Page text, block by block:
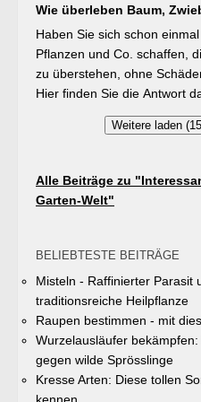
Buschbohnen eine
während der
Detail: Bohnen gehen
Knöllchenbakterien ein, die
Luft binden – Vorfrucht-
gleichzeitig durch die
Privatflächen einen aktiven
Verbesserung des
Warum? Entsiegelte
reduzieren Regenwasser
zu gestalten. Insgesamt drei
aus Vertretern der Gemeinde
sowie des Gartenbauvereins
jeweils einen Gutschein von
Insektenhotel und eine
Teilnahmebedingungen,
und das Anmeldeformular
der Gemeinde Unterhaching
abgelaufen).
Wie überleben Baum,
kalte Jahreszeit?
Haben Sie sich schon
Pflanzen und Co. schaffen,
zu überstehen, ohne
Hier finden Sie die Antwort
bei „GartenTipps“
Weitere laden
Alle Beiträge zu
Garten-Welt"
BELIEBTESTE BEITRÄGE
Misteln - Raffinierter Parasit
traditionsreiche Heilpflanze
Raupen bestimmen - mit
Wurzelausläufer
gegen wilde Sprösslinge
Kresse Arten: Diese tollen
kennen